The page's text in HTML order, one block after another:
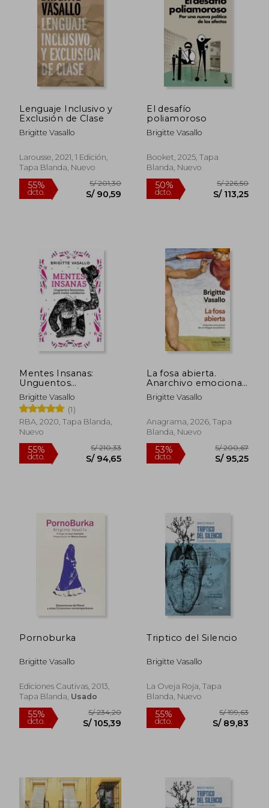
dcto. dcto.
Lenguaje Inclusivo y
Exclusión de Clase
Brigitte Vasallo
Larousse, 2021, 1 Edición,
Tapa Blanda, Nuevo
55%
dcto.
S/ 201,30
S/ 90,59
El desafío
poliamoroso
Brigitte Vasallo
Booket, 2025, Tapa
Blanda, Nuevo
50%
dcto.
Mentes Insanas:
Unguentos
Feministas Para Males
Cotidianos
Brigitte Vasallo
(1)
RBA, 2020, Tapa Blanda,
Nuevo
La fosa abierta.
Anarchivo emocional
de un milagro
económico
Brigitte Vasallo
Anagrama, 2026, Tapa
Blanda, Nuevo
53%
dcto.
Pornoburka
Brigitte Vasallo
Ediciones Cautivas, 2013,
Tapa Blanda, Usado
Triptico del Silencio
Brigitte Vasallo
La Oveja Roja, Tapa
Blanda, Nuevo